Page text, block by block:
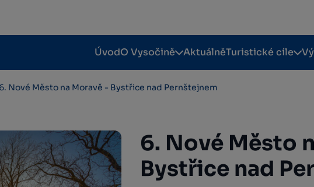
ÚvodO Vysočině AktuálněTuristické cíle
6. Nové Město na Moravě - Bystřice nad Pernštejnem
6. Nové Město
Bystřice nad